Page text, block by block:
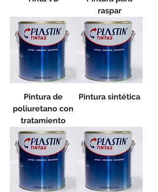
raspar
Pintura de
poliuretano con
tratamiento
Pintura sintética